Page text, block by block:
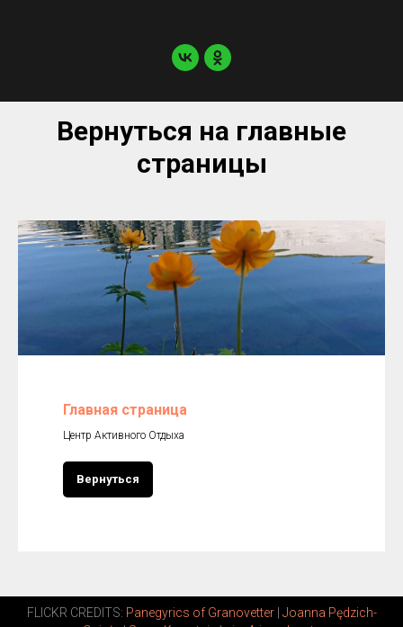
Вернуться на главные
страницы
Главная страница
Центр Активного Отдыха
Вернуться
FLICKR CREDITS: Panegyrics of Granovetter| Joanna Pędzich-